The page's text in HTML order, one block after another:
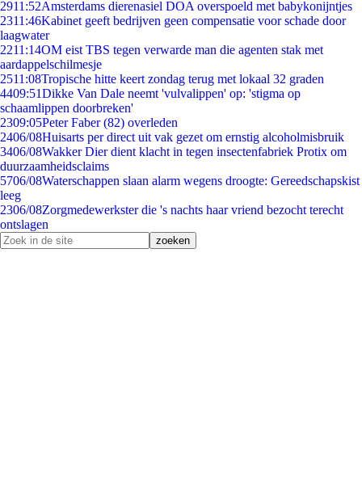
2911:52Amsterdams dierenasiel DOA overspoeld met babykonijntjes
2311:46Kabinet geeft bedrijven geen compensatie voor schade door
laagwater
2211:14OM eist TBS tegen verwarde man die agenten stak met
aardappelschilmesje
2511:08Tropische hitte keert zondag terug met lokaal 32 graden
4409:51Dikke Van Dale neemt 'vulvalippen' op: 'stigma op
schaamlippen doorbreken'
2309:05Peter Faber (82) overleden
2406/08Huisarts per direct uit vak gezet om ernstig alcoholmisbruik
3406/08Wakker Dier dient klacht in tegen insectenfabriek Protix om
duurzaamheidsclaims
5706/08Waterschappen slaan alarm wegens droogte: Gereedschapskist
leeg
2306/08Zorgmedewerkster die 's nachts haar vriend bezocht terecht
ontslagen